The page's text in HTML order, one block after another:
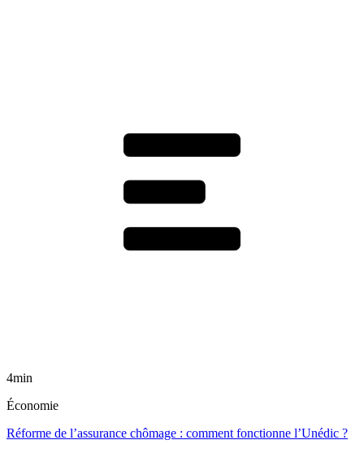
4min
Économie
Réforme de l’assurance chômage : comment fonctionne l’Unédic ?